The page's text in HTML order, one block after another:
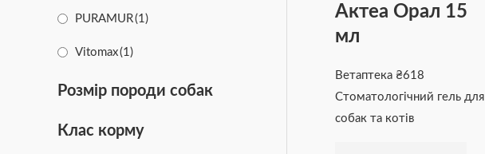
PURAMUR(1)
Vitomax(1)
Розмір породи собак
Клас корму
Актеа Орал 15
мл
Ветаптека ₴618
Cтоматологічний гель для
собак та котів